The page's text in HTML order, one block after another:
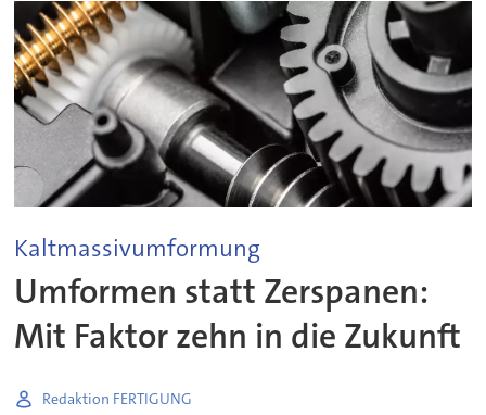
Kaltmassivumformung
Umformen statt Zerspanen:
Mit Faktor zehn in die Zukunft
Redaktion FERTIGUNG